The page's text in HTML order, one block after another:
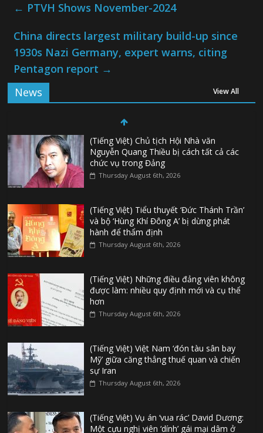
← PTVH Shows November-2024
China directs largest military build-up since
1930s Nazi Germany, expert warns, citing
Pentagon report →
News
View All
(Tiếng Việt) Chủ tịch Hội Nhà văn
Nguyễn Quang Thiều bị cách tất cả các
chức vụ trong Đảng
Thursday August 6th, 2026
(Tiếng Việt) Tiểu thuyết ‘Đức Thánh Trần’
và bộ ‘Hùng Khí Đông A’ bị dừng phát
hành để thẩm định
Thursday August 6th, 2026
(Tiếng Việt) Những điều đảng viên không
được làm: nhiều quy định mới và cụ thể
hơn
Thursday August 6th, 2026
(Tiếng Việt) Việt Nam ‘đón tàu sân bay
Mỹ’ giữa căng thẳng thuế quan và chiến
sự Iran
Thursday August 6th, 2026
(Tiếng Việt) Vụ án ‘vua rác’ David Dương:
Một cựu nghị viên ‘dính’ gái mại dâm ở